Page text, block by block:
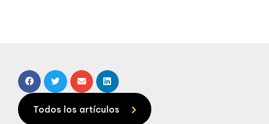
Todos los artículos